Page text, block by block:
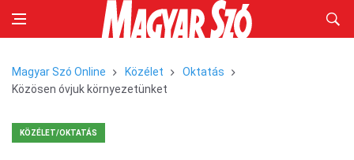
Magyar Szó Online Közélet
Oktatás
Közösen óvjuk környezetünket
KÖZÉLET/OKTATÁS